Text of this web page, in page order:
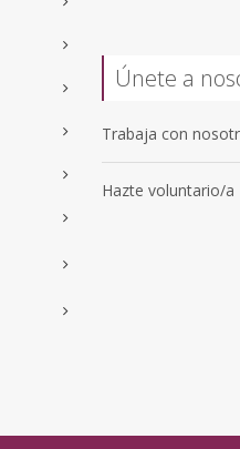
Únete a
Trabaja con
Hazte voluntario/a